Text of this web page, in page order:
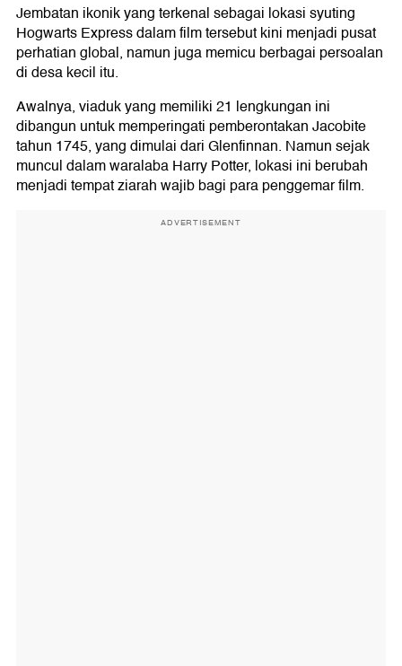
Jembatan ikonik yang terkenal sebagai lokasi syuting
Hogwarts Express dalam film tersebut kini menjadi pusat
perhatian global, namun juga memicu berbagai persoalan
di desa kecil itu.
Awalnya, viaduk yang memiliki 21 lengkungan ini
dibangun untuk memperingati pemberontakan Jacobite
tahun 1745, yang dimulai dari Glenfinnan. Namun sejak
muncul dalam waralaba Harry Potter, lokasi ini berubah
menjadi tempat ziarah wajib bagi para penggemar film.
ADVERTISEMENT